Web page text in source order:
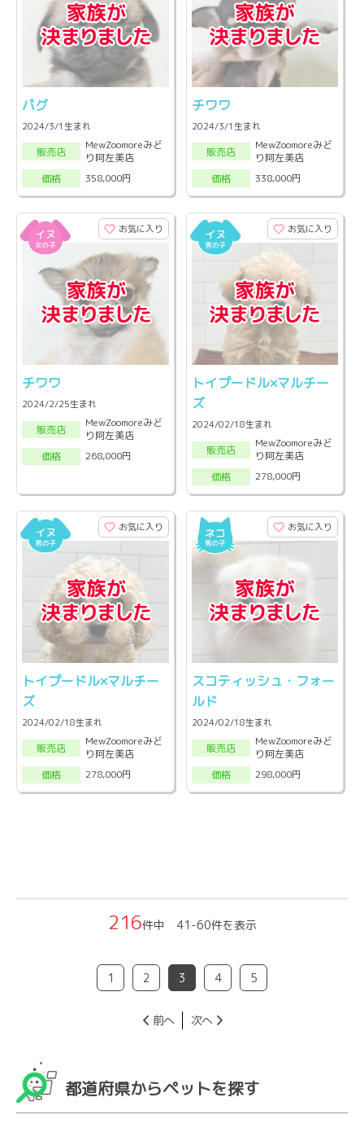
パグ
2024/3/1生まれ
販売店
MewZoomoreみど
り阿左美店
価格
358,000円
チワワ
2024/3/1生まれ
販売店
MewZoomoreみど
り阿左美店
価格
338,000円
お気に入り
チワワ
2024/2/25生まれ
販売店
MewZoomoreみど
り阿左美店
価格
268,000円
お気に入り
トイプードル×マルチー
ズ
2024/02/18生まれ
販売店
MewZoomoreみど
り阿左美店
価格
278,000円
お気に入り
トイプードル×マルチー
ズ
2024/02/18生まれ
販売店
MewZoomoreみど
り阿左美店
価格
278,000円
お気に入り
スコティッシュ・フォー
ルド
2024/02/18生まれ
販売店
MewZoomoreみど
り阿左美店
価格
298,000円
216件中 41-60件を表示
1 2 3 4 5
前へ 次へ
都道府県からペットを探す